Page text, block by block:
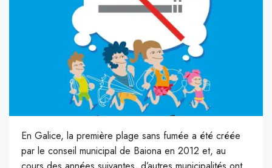
En Galice, la première plage sans fumée a été créée
par le conseil municipal de Baiona en 2012 et, au